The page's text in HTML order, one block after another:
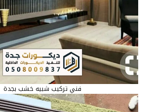
فني تركيب شبيه خشب بجدة